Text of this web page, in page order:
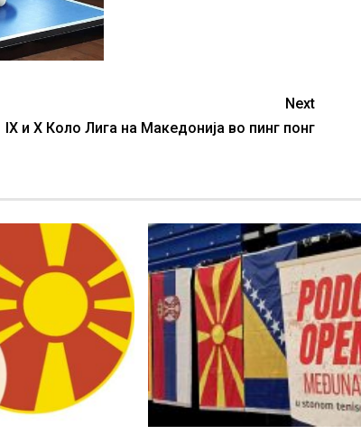
Next
IX и X Коло Лига на Македонија во пинг понг